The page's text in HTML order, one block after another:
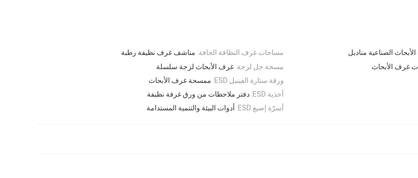
مساحات غرف النظافة الجافة: مناشف غرف نظيفة رطبة
الصناعية مناديل
مسحة جل لزجة: غرف الأبحاث لزجة سلسلة
غرف الأبحاث
ورقة ستارة الفينيل ESD:
ممسحة غرف الأبحاث
أحذية ESD:
دفتر ملاحظات من ورق غرفة نظيفة
أسرّة إصبع ESD:
أدوات البيئة والتنمية المستدامة